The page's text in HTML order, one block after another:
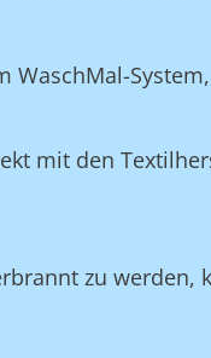
WaschMal-
mit den
zu werden,